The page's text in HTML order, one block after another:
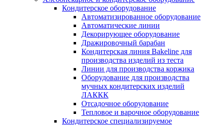
Кондитерское оборудование
Автоматизированное оборудование
Автоматические линии
Декорирующее оборудование
Дражировочный барабан
Кондитерская линия Bakeline для
производства изделий из теста
Линии для производства коржика
Оборудование для производства
мучных кондитерских изделий
ЛАККК
Отсадочное оборудование
Тепловое и варочное оборудование
Кондитерское специализируемое